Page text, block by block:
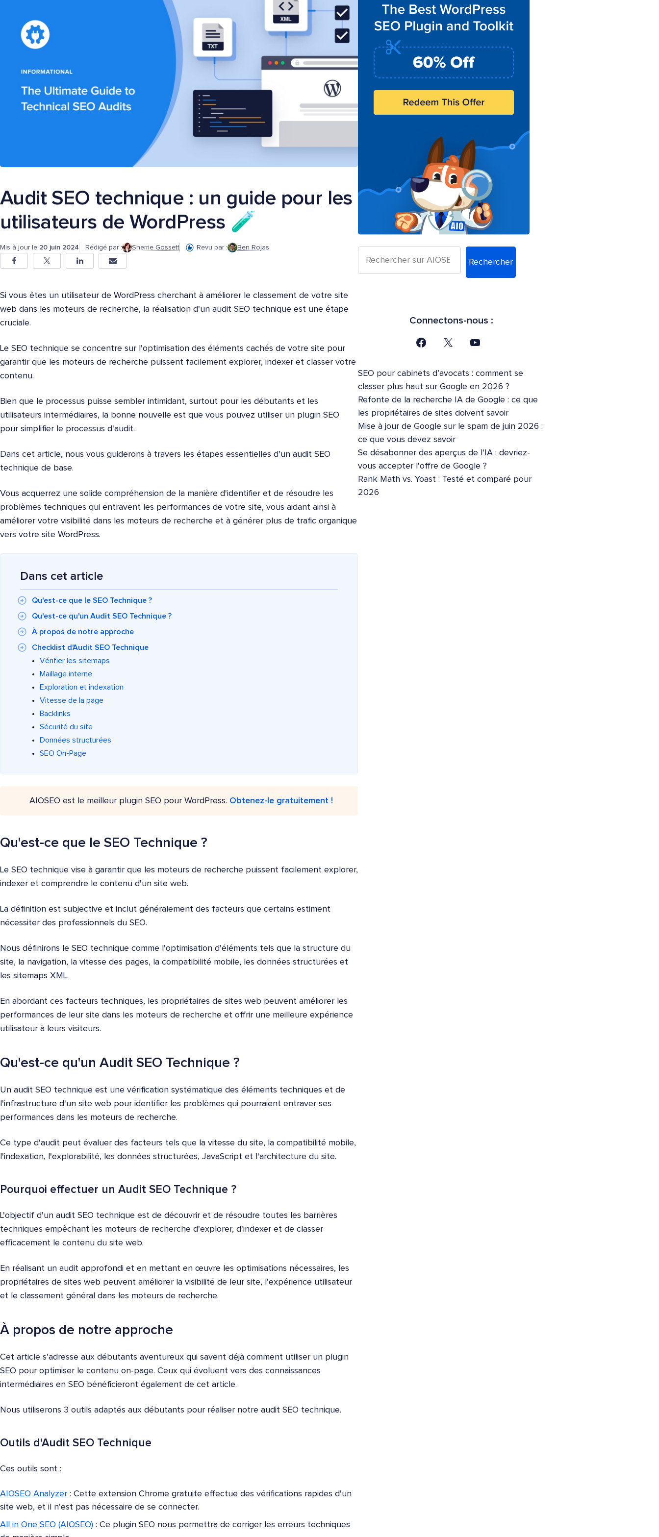
Audit SEO technique : un guide pour les
utilisateurs de WordPress 🧪
Mis à jour le 20 juin 2024 Rédigé par : Sherrie Gossett Revu par : Ben Rojas
Si vous êtes un utilisateur de WordPress cherchant à améliorer le classement de votre site
web dans les moteurs de recherche, la réalisation d'un audit SEO technique est une étape
cruciale.
Le SEO technique se concentre sur l'optimisation des éléments cachés de votre site pour
garantir que les moteurs de recherche puissent facilement explorer, indexer et classer votre
contenu.
Bien que le processus puisse sembler intimidant, surtout pour les débutants et les
utilisateurs intermédiaires, la bonne nouvelle est que vous pouvez utiliser un plugin SEO
pour simplifier le processus d'audit.
Dans cet article, nous vous guiderons à travers les étapes essentielles d'un audit SEO
technique de base.
Vous acquerrez une solide compréhension de la manière d'identifier et de résoudre les
problèmes techniques qui entravent les performances de votre site, vous aidant ainsi à
améliorer votre visibilité dans les moteurs de recherche et à générer plus de trafic organique
vers votre site WordPress.
Dans cet article
Qu'est-ce que le SEO Technique ?
Qu'est-ce qu'un Audit SEO Technique ?
À propos de notre approche
Checklist d'Audit SEO Technique
Vérifier les sitemaps
Maillage interne
Exploration et indexation
Vitesse de la page
Backlinks
Sécurité du site
Données structurées
SEO On-Page
AIOSEO est le meilleur plugin SEO pour WordPress. Obtenez-le gratuitement !
Qu'est-ce que le SEO Technique ?
Le SEO technique vise à garantir que les moteurs de recherche puissent facilement explorer,
indexer et comprendre le contenu d'un site web.
La définition est subjective et inclut généralement des facteurs que certains estiment
nécessiter des professionnels du SEO.
Nous définirons le SEO technique comme l'optimisation d'éléments tels que la structure du
site, la navigation, la vitesse des pages, la compatibilité mobile, les données structurées et
les sitemaps XML.
En abordant ces facteurs techniques, les propriétaires de sites web peuvent améliorer les
performances de leur site dans les moteurs de recherche et offrir une meilleure expérience
utilisateur à leurs visiteurs.
Qu'est-ce qu'un Audit SEO Technique ?
Un audit SEO technique est une vérification systématique des éléments techniques et de
l'infrastructure d'un site web pour identifier les problèmes qui pourraient entraver ses
performances dans les moteurs de recherche.
Ce type d'audit peut évaluer des facteurs tels que la vitesse du site, la compatibilité mobile,
l'indexation, l'explorabilité, les données structurées, JavaScript et l'architecture du site.
Pourquoi effectuer un Audit SEO Technique ?
L'objectif d'un audit SEO technique est de découvrir et de résoudre toutes les barrières
techniques empêchant les moteurs de recherche d'explorer, d'indexer et de classer
efficacement le contenu du site web.
En réalisant un audit approfondi et en mettant en œuvre les optimisations nécessaires, les
propriétaires de sites web peuvent améliorer la visibilité de leur site, l'expérience utilisateur
et le classement général dans les moteurs de recherche.
À propos de notre approche
Cet article s'adresse aux débutants aventureux qui savent déjà comment utiliser un plugin
SEO pour optimiser le contenu on-page. Ceux qui évoluent vers des connaissances
intermédiaires en SEO bénéficieront également de cet article.
Nous utiliserons 3 outils adaptés aux débutants pour réaliser notre audit SEO technique.
Outils d'Audit SEO Technique
Ces outils sont :
AIOSEO Analyzer : Cette extension Chrome gratuite effectue des vérifications rapides d'un
site web, et il n'est pas nécessaire de se connecter.
All in One SEO (AIOSEO) : Ce plugin SEO nous permettra de corriger les erreurs techniques
Rechercher
Connectons-nous :
SEO pour cabinets d’avocats : comment se
classer plus haut sur Google en 2026 ?
Refonte de la recherche IA de Google : ce que
les propriétaires de sites doivent savoir
Mise à jour de Google sur le spam de juin 2026 :
ce que vous devez savoir
Se désabonner des aperçus de l'IA : devriez-
vous accepter l'offre de Google ?
Rank Math vs. Yoast : Testé et comparé pour
2026